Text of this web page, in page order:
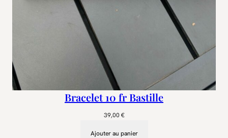
Bracelet 10 fr Bastille
39,00 €
Ajouter au panier